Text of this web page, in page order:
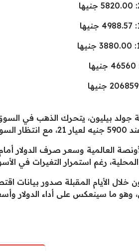
جولد بيليون، يتحرك الذهب في
الصعود.
العالمية وسعر صرف الدولار
رغم استمرار التغيرات في
خلال الأيام المقبلة صدور
وهو ما سينعكس على أداء الدولار